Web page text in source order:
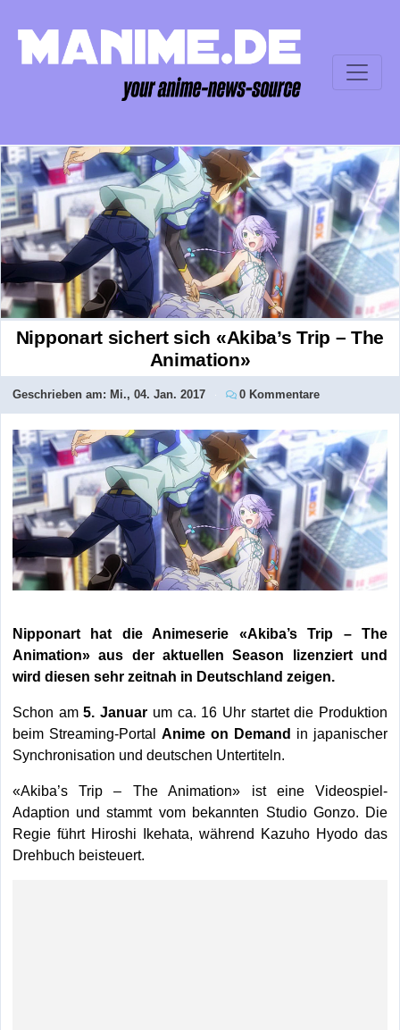
Nipponart sichert sich «Akiba’s Trip – The
Animation»
Geschrieben am: Mi., 04. Jan. 2017 0 Kommentare
Nipponart hat die Animeserie «Akiba’s Trip – The
Animation» aus der aktuellen Season lizenziert und
wird diesen sehr zeitnah in Deutschland zeigen.
Schon am5. Januar um ca. 16 Uhr startet die Produktion
beim Streaming-Portal Anime on Demand in japanischer
Synchronisation und deutschen Untertiteln.
«Akiba’s Trip – The Animation» ist eine Videospiel-
Adaption und stammt vom bekannten Studio Gonzo. Die
Regie führt Hiroshi Ikehata, während Kazuho Hyodo das
Drehbuch beisteuert.